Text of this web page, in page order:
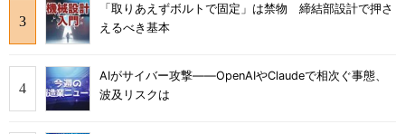
「取りあえずボルトで固定」は禁物 締結部設計で押さ
えるべき基本
AIがサイバー攻撃――OpenAIやClaudeで相次ぐ事態、
波及リスクは